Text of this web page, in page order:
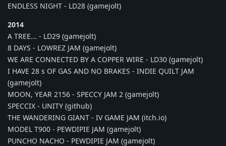
ENDLESS NIGHT - LD28 (gamejolt)
2014
A TREE... - LD29 (gamejolt)
8 DAYS - LOWREZ JAM (gamejolt)
WE ARE CONNECTED BY A COPPER WIRE - LD30 (gamejolt)
I HAVE 28 s OF GAS AND NO BRAKES - INDIE QUILT JAM
(gamejolt)
MOON, YEAR 2156 - SPECCY JAM 2 (gamejolt)
SPECCIX - UNITY (github)
THE WANDERING GIANT - IV GAME JAM (itch.io)
MODEL T900 - PEWDIPIE JAM (gamejolt)
PUNCHO NACHO - PEWDIPIE JAM (gamejolt)